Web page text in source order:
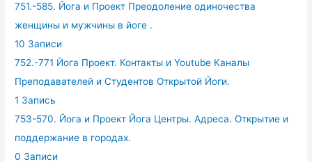
751.-585. Йога и Проект Преодоление одиночества
женщины и мужчины в йоге .
10 Записи
752.-771 Йога Проект. Контакты и Youtube Каналы
Преподавателей и Студентов Открытой Йоги.
1 Запись
753-570. Йога и Проект Йога Центры. Адреса. Открытие и
поддержание в городах.
0 Записи